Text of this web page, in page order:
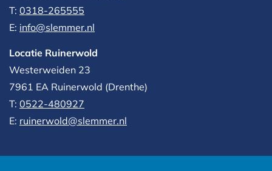
T: 0318-265555
E: info@slemmer.nl
Locatie Ruinerwold
Westerweiden 23
7961 EA Ruinerwold (Drenthe)
T: 0522-480927‬
E: ruinerwold@slemmer.nl